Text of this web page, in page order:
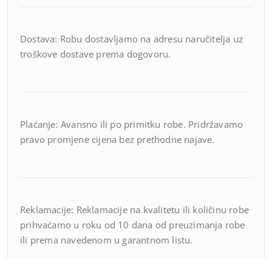
Dostava: Robu dostavljamo na adresu naručitelja uz
troškove dostave prema dogovoru.
Plaćanje: Avansno ili po primitku robe. Pridržavamo
pravo promjene cijena bez prethodne najave.
Reklamacije: Reklamacije na kvalitetu ili količinu robe
prihvaćamo u roku od 10 dana od preuzimanja robe
ili prema navedenom u garantnom listu.